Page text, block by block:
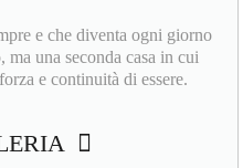
e che diventa ogni giorno
una seconda casa in cui
e continuità di essere.